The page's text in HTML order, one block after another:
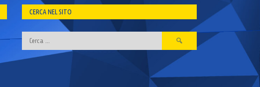
CERCA NEL SITO
Ricerca
per: